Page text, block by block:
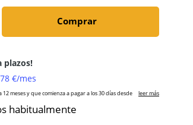
Comprar
habitualmente